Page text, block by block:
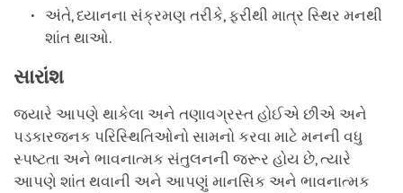
અંતે, ધ્યાનના સંક્રમણ તરીકે, ફરીથી માત્ર સ્થિર મનથી
શાંત થાઓ.
સારાંશ
જ્યારે આપણે થાકેલા અને તણાવગ્રસ્ત હોઈએ છીએ અને
પડકારજનક પરિસ્થિતિઓનો સામનો કરવા માટે મનની વધુ
સ્પષ્ટતા અને ભાવનાત્મક સંતુલનની જરૂર હોય છે, ત્યારે
આપણે શાંત થવાની અને આપણું માનસિક અને ભાવનાત્મક